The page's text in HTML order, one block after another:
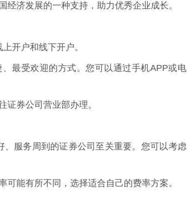
济发展的一种支持，助力优秀企业成长。
开户和线下开户。
最受欢迎的方式。您可以通过手机APP或电
证券公司营业部办理。
服务周到的证券公司至关重要。您可以考虑
能有所不同，选择适合自己的费率方案。